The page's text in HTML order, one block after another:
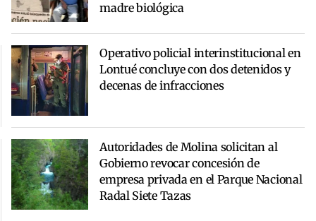
madre biológica
Operativo policial interinstitucional en
Lontué concluye con dos detenidos y
decenas de infracciones
Autoridades de Molina solicitan al
Gobierno revocar concesión de
empresa privada en el Parque Nacional
Radal Siete Tazas